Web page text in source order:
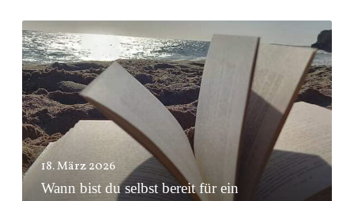
W
a
n
n
b
i
s
18. März 2026
Wann bist du selbst bereit für ein